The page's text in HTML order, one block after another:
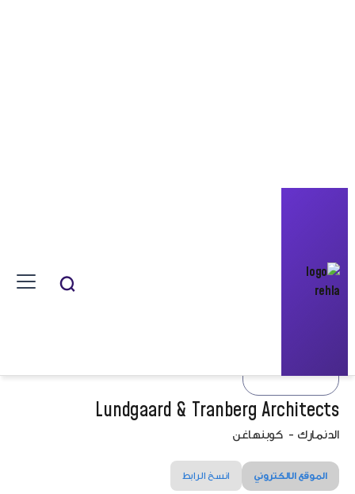
Lundgaard & Tranberg Architects
الدنمارك -كوبنهاغن
انسخ الرابط الموقع الالكتروني